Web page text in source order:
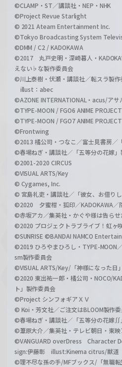
©CLAMP・ST／講談社・NEP・NHK
©Project Revue Starlight
© 2021 Ateam Entertainment Inc.
©Tokyo Broadcasting System
©DMM / C2 / KADOKAWA
©2017 丸戸史明・深崎暮人・
えない♭な製作委員会
©川上泰樹・伏瀬・講談社／転スラ製
illust：abec
©AZONE INTERNATIONAL・acus/アサ
©TYPE-MOON / FGO6 ANIME PROJECT
©TYPE-MOON / FGO7 ANIME PROJECT
©Frontwing
©2013 橘公司・つなこ／富士見書房／
©春場ねぎ・講談社／「五等分の花嫁」
©2001-2020 CIRCUS
©VISUAL ARTS/Key
© Cygames, Inc.
© 宮島礼吏・講談社／「彼女、お借り
©2020 夕蜜柑・狐印／KADOKAWA／
©赤坂アカ／集英社・かぐや様は告らせ
©2020 プロジェクトラブライブ！虹ヶ
©SUNRISE ©BANDAI NAMCO
©2019 ひろやまひろし・TYPE-MOON
sm製作委員会
©VISUAL ARTS/Key/「神様になった日
©2020 東出祐一郎・橘公司・NOCO/
ト」製作委員会
©Project シンフォギアＸＶ
© Koi・芳文社／ご注文はBLOOM製作委
©春場ねぎ・講談社／「五等分の花嫁∬
©葦原大介／集英社・テレビ朝日・東映
©VANGUARD overDress Character
sign:伊藤彰 illust:Kinema citrus/獣道
©理不尽な孫の手/MFブックス/「無職